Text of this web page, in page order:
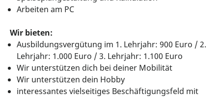
Arbeiten am PC
Wir bieten:
Ausbildungsvergütung im 1. Lehrjahr: 900 Euro / 2.
Lehrjahr: 1.000 Euro / 3. Lehrjahr: 1.100 Euro
Wir unterstützen dich bei deiner Mobilität
Wir unterstützen dein Hobby
interessantes vielseitiges Beschäftigungsfeld mit